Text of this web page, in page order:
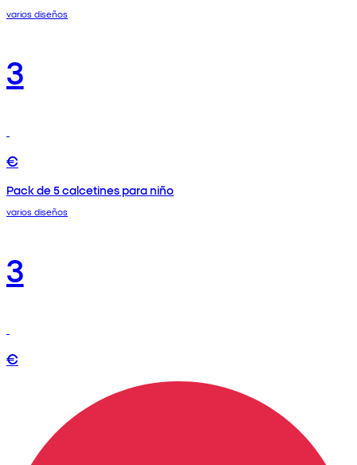
varios diseños
3
€
Pack de 5 calcetines para niño
varios diseños
3
€